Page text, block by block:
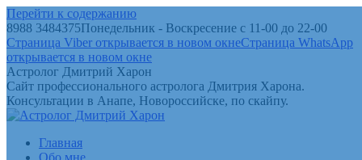
Перейти к содержанию
8988 3484375Понедельник - Воскресение с 11-00 до 22-00
Страница Viber открывается в новом окнеСтраница WhatsApp
открывается в новом окне
Астролог Дмитрий Харон
Сайт профессионального астролога Дмитрия Харона.
Консультации в Анапе, Новороссийске, по скайпу.
Главная
Обо мне